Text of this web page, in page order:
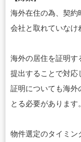
海外在住の為、契約
会社と取れていなけ
海外の居住を証明す
提出することで対応
証明についても海外
とる必要があります。
物件選定のタイミン